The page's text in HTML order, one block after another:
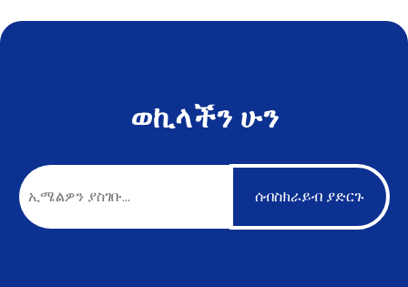
ወኪላችን ሁን
ሰብስክራይብ ያድርጉ